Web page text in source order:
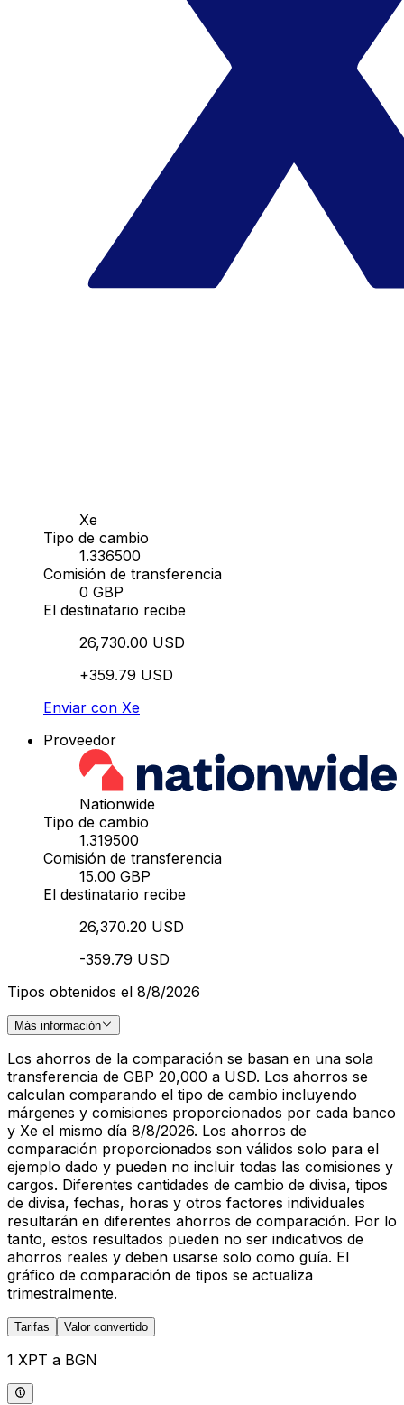
Xe
Tipo de cambio
1.336500
Comisión de transferencia
0 GBP
El destinatario recibe
26,730.00 USD
+359.79 USD
Enviar con Xe
Proveedor
Nationwide
Tipo de cambio
1.319500
Comisión de transferencia
15.00 GBP
El destinatario recibe
26,370.20 USD
-359.79 USD
Tipos obtenidos el 8/8/2026
Más información
Los ahorros de la comparación se basan en una sola
transferencia de GBP 20,000 a USD. Los ahorros se
calculan comparando el tipo de cambio incluyendo
márgenes y comisiones proporcionados por cada banco
y Xe el mismo día 8/8/2026. Los ahorros de
comparación proporcionados son válidos solo para el
ejemplo dado y pueden no incluir todas las comisiones y
cargos. Diferentes cantidades de cambio de divisa, tipos
de divisa, fechas, horas y otros factores individuales
resultarán en diferentes ahorros de comparación. Por lo
tanto, estos resultados pueden no ser indicativos de
ahorros reales y deben usarse solo como guía. El
gráfico de comparación de tipos se actualiza
trimestralmente.
Tarifas Valor convertido
1 XPT a BGN